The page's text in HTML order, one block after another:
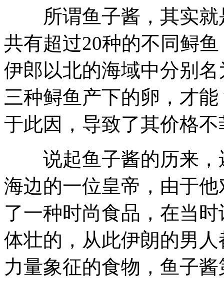
所谓鱼子酱，其实就
共有超过20种的不同鲟
伊郎以北的海域中分别名
三种鲟鱼产下的卵，才
于此因，导致了其价格
说起鱼子酱的历来，
海边的一位皇帝，由于
了一种时尚食品，在当
体壮的，从此伊朗的男
力量象征的食物，鱼子